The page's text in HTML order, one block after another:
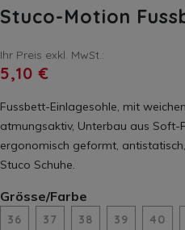
Stuco-Motion
Ihr Preis exkl. MwSt.:
5,10 €
Fussbett-Einlagesohle, mit
atmungsaktiv, Unterbau aus Soft-
ergonomisch geformt,
Stuco Schuhe.
Grösse/Farbe
36 37 38 39 40